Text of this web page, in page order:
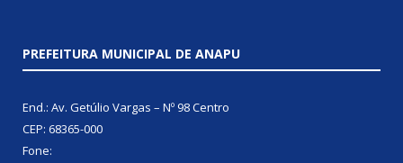
PREFEITURA MUNICIPAL DE ANAPU
End.: Av. Getúlio Vargas – Nº 98 Centro
CEP: 68365-000
Fone: